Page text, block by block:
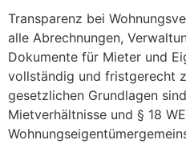
Transparenz bei
alle Abrechnungen,
Dokumente für Mieter und
vollständig und fristgerecht
gesetzlichen Grundlagen
Mietverhältnisse und § 18